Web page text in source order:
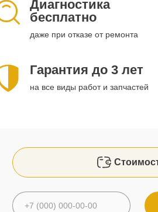
Диагностика
бесплатно
даже при отказе от ремонта
Гарантия до 3 лет
на все виды работ и запчастей